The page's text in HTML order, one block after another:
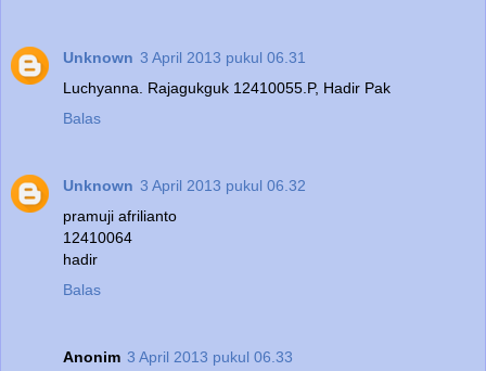
Unknown 3 April 2013 pukul 06.31
Luchyanna. Rajagukguk 12410055.P, Hadir Pak
Balas
Unknown 3 April 2013 pukul 06.32
pramuji afrilianto
12410064
hadir
Balas
Anonim 3 April 2013 pukul 06.33